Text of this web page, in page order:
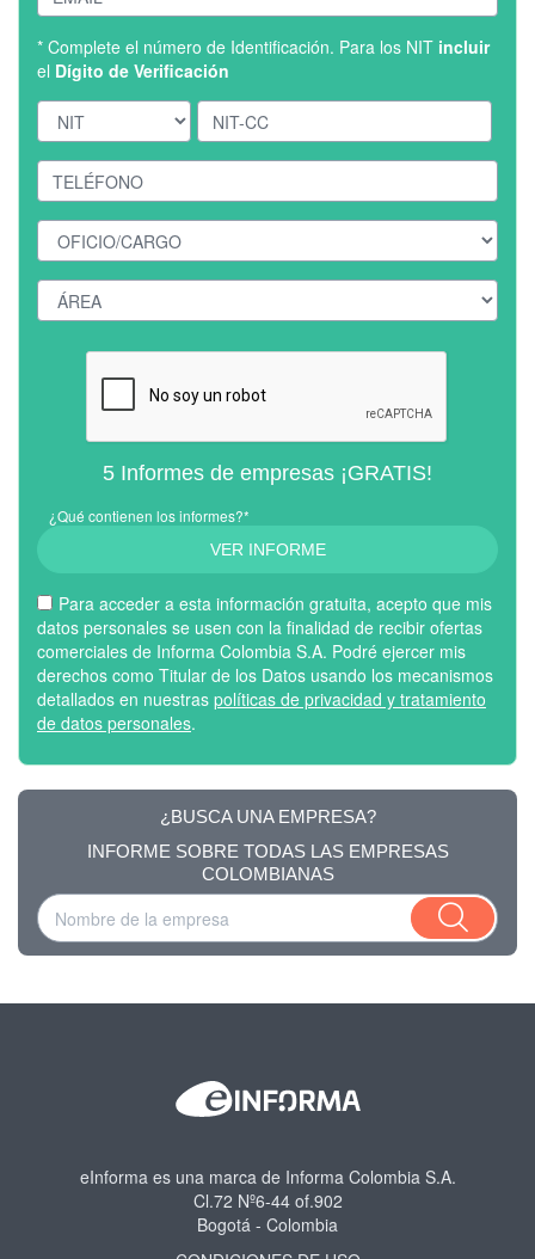
* Complete el número de Identificación. Para los NIT incluir
el Dígito de Verificación
5 Informes de empresas ¡GRATIS!
¿Qué contienen los informes?*
VER INFORME
Para acceder a esta información gratuita, acepto que mis
datos personales se usen con la finalidad de recibir ofertas
comerciales de Informa Colombia S.A. Podré ejercer mis
derechos como Titular de los Datos usando los mecanismos
detallados en nuestras políticas de privacidad y tratamiento
de datos personales.
¿BUSCA UNA EMPRESA?
INFORME SOBRE TODAS LAS EMPRESAS
COLOMBIANAS
eInforma es una marca de Informa Colombia S.A.
Cl.72 Nº6-44 of.902
Bogotá - Colombia